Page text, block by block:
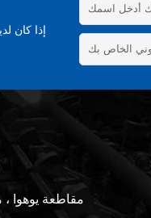
إذا كان
مقاطعة يوهوا ،